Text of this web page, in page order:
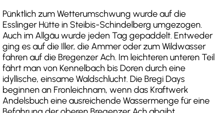
Pünktlich zum Wetterumschwung wurde auf die
Esslinger Hütte in Steibis-Schindelberg umgezogen.
Auch im Allgäu wurde jeden Tag gepaddelt. Entweder
ging es auf die Iller, die Ammer oder zum Wildwasser
fahren auf die Bregenzer Ach. Im leichteren unteren Teil
fährt man von Kennelbach bis Doren durch eine
idyllische, einsame Waldschlucht. Die Bregi Days
beginnen an Fronleichnam, wenn das Kraftwerk
Andelsbuch eine ausreichende Wassermenge für eine